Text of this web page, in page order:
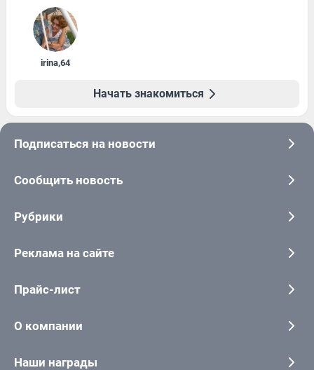
irina,64
Начать знакомиться
Подписаться на новости
Сообщить новость
Рубрики
Реклама на сайте
Прайс-лист
О компании
Наши награды